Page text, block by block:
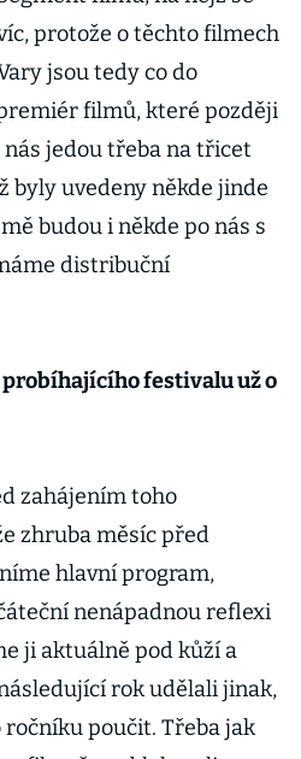
protože o těchto filmech
jsou tedy co do
filmů, které později
jedou třeba na třicet
byly uvedeny někde jinde
budou i někde po nás s
distribuční
festivalu už o
zahájením toho
zhruba měsíc před
hlavní program,
nenápadnou reflexi
ji aktuálně pod kůží a
rok udělali jinak,
ročníku poučit. Třeba jak